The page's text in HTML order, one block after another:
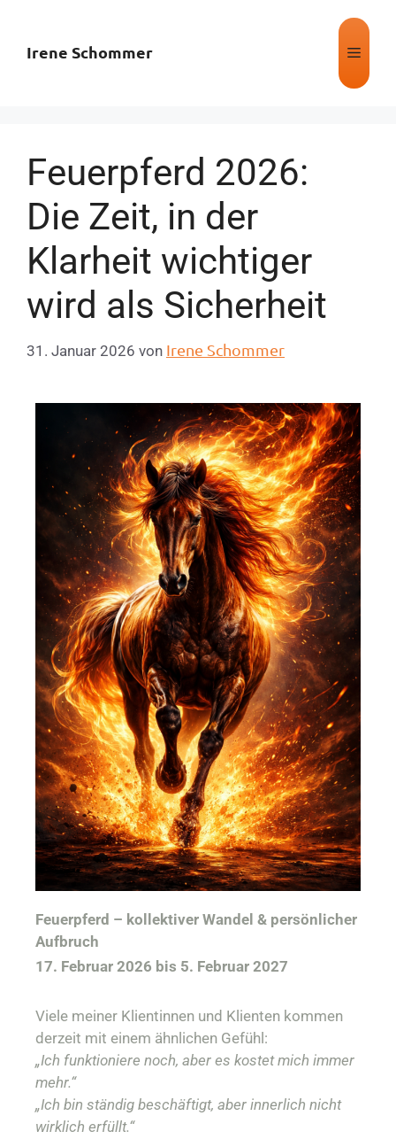
Irene Schommer
Feuerpferd 2026:
Die Zeit, in der
Klarheit wichtiger
wird als Sicherheit
31. Januar 2026 von Irene Schommer
Feuerpferd – kollektiver Wandel & persönlicher
Aufbruch
17. Februar 2026 bis 5. Februar 2027
Viele meiner Klientinnen und Klienten kommen
derzeit mit einem ähnlichen Gefühl:
„Ich funktioniere noch, aber es kostet mich immer
mehr.“
„Ich bin ständig beschäftigt, aber innerlich nicht
wirklich erfüllt.“